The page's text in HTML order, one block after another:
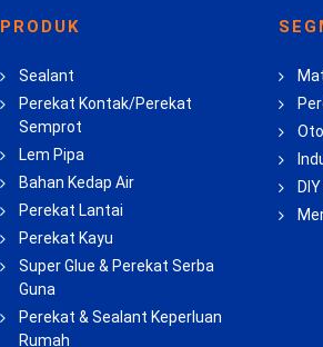
PRODUK
Sealant
Perekat Kontak/Perekat
Semprot
Lem Pipa
Bahan Kedap Air
Perekat Lantai
Perekat Kayu
Super Glue & Perekat Serba
Guna
Perekat & Sealant Keperluan
Rumah